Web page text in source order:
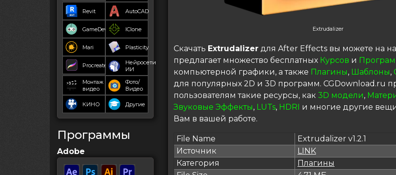
Revit AutoCAD
GameDev IClone
Mari Plasticity
Procreate
Нейросети
ИИ
Монтаж
видео
Фото/
Видео
КИНО Другие
Программы
Adobe
Extrudalizer
Скачать Extrudalizer для After Effects вы можете на
предлагает множество бесплатных Курсов и
компьютерной графики, а также Плагины, Шаблоны,
для популярных 2D и 3D программ. CGDownload.ru
пользователям такие ресурсы, как 3D модели,
Звуковые Эффекты, LUTs, HDRI и многие другие
Вам в вашей работе.
File Name
Extrudalizer v1.2.1
Источник
LINK
Категория
Плагины